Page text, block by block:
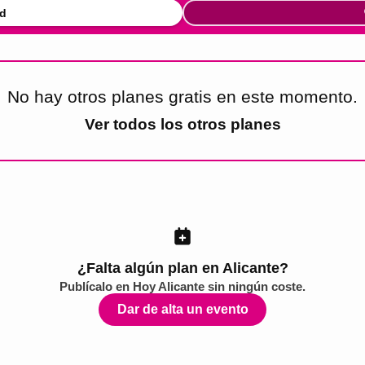
No hay otros planes gratis en este momento.
Ver todos los otros planes
¿Falta algún plan en Alicante?
Publícalo en Hoy Alicante sin ningún coste.
Dar de alta un evento